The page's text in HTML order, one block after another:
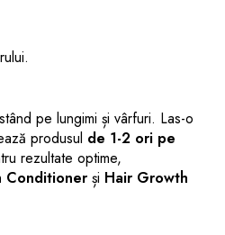
pe lungimi și vârfuri. Las-o
produsul de 1-2 ori pe
rezultate optime,
Conditioner și Hair Growth